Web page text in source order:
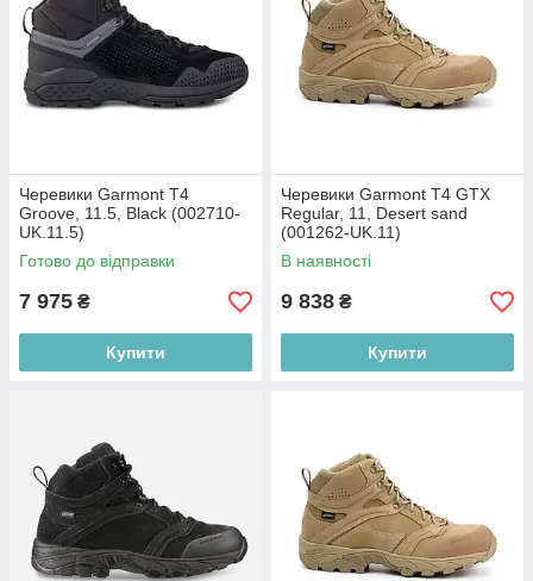
Черевики Garmont T4
Groove, 11.5, Black (002710-
UK.11.5)
Готово до відправки
7 975 ₴
Купити
Черевики Garmont T4 GTX
Regular, 11, Desert sand
(001262-UK.11)
В наявності
9 838 ₴
Купити